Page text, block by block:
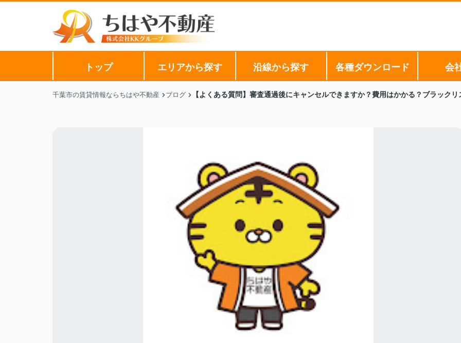
トップ エリアから探す 沿線から探す 各種ダウンロード 会
千葉市の賃貸情報ならちはや不動産 ブログ 【よくある質問】審査通過後にキャンセルできますか？費用はかかる？ブラックリ